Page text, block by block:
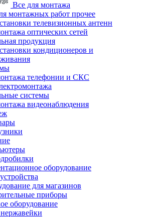
Все для монтажа
монтажных работ прочее
телевизионных антенн
оптических сетей
продукция
кондиционеров и
телефонии и СКС
системы
видеонаблюдения
оборудование
для магазинов
приборы
оборудование